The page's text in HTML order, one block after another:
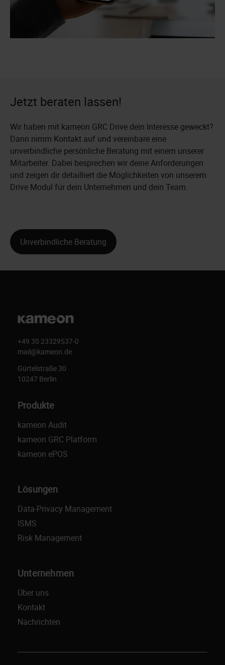
Jetzt beraten lassen!
Wir haben mit kameon GRC Drive dein Interesse geweckt?
Dann nimm Kontakt auf und vereinbare eine
unverbindliche persönliche Beratung mit einem unserer
Mitarbeiter. Dabei besprechen wir deine Anforderungen
und zeigen dir detailliert die Möglichkeiten von unserem
Drive Modul für dein Unternehmen und dein Team.
Unverbindliche Beratung
+49 30 23329537-0
mail@kameon.de
Gürtelstraße 30
10247 Berlin
Produkte
kameon Audit
kameon GRC Platform
kameon ePOS
Lösungen
Data-Privacy Management
ISMS
Risk Management
Unternehmen
Über uns
Kontakt
Nachrichten